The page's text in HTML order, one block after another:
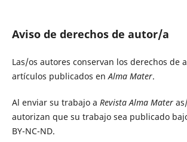
Aviso de derechos de autor/a
Las/os autores conservan los derechos de
artículos publicados enAlma Mater.
Al enviar su trabajo a Revista Alma Mater
autorizan que su trabajo sea publicado
BY-NC-ND.